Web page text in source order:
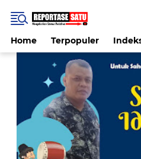
Home Terpopuler